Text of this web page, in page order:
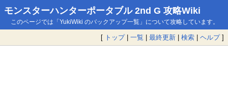
モンスターハンターポータブル 2nd G 攻略Wiki
このページでは「YukiWiki のバックアップ一覧」について攻略しています。
[ トップ| 一覧 | 最終更新 | 検索 | ヘルプ]